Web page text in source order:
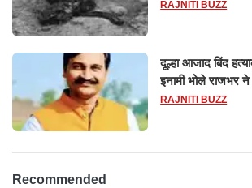
RAJNITI BUZZ
दूल्हा आजाद बिंद
इनामी भोले राजभर
14 दिन के लिए भेजा
RAJNITI BUZZ
Recommended